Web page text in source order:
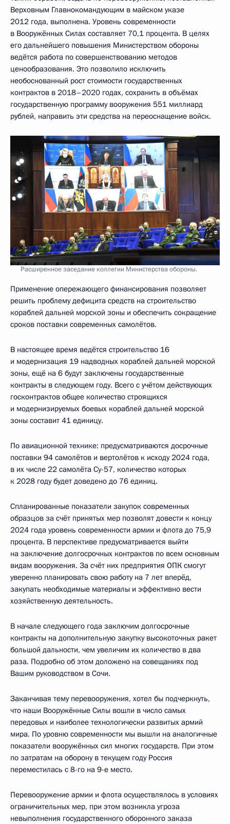
Верховным Главнокомандующим в майском указе
2012 года, выполнена. Уровень современности
в Вооружённых Силах составляет 70,1 процента. В целях
его дальнейшего повышения Министерством обороны
ведётся работа по совершенствованию методов
ценообразования. Это позволило исключить
необоснованный рост стоимости государственных
контрактов в 2018–2020 годах, сохранить в объёмах
государственную программу вооружения 551 миллиард
рублей, направить эти средства на переоснащение войск.
Расширенное заседание коллегии Министерства обороны.
Применение опережающего финансирования позволяет
решить проблему дефицита средств на строительство
кораблей дальней морской зоны и обеспечить сокращение
сроков поставки современных самолётов.
В настоящее время ведётся строительство 16
и модернизация 19 надводных кораблей дальней морской
зоны, ещё на 6 будут заключены государственные
контракты в следующем году. Всего с учётом действующих
госконтрактов общее количество строящихся
и модернизируемых боевых кораблей дальней морской
зоны составит 41 единицу.
По авиационной технике: предусматриваются досрочные
поставки 94 самолётов и вертолётов к исходу 2024 года,
в их числе 22 самолёта Су-57, количество которых
к 2028 году будет доведено до 76 единиц.
Спланированные показатели закупок современных
образцов за счёт принятых мер позволят довести к концу
2024 года уровень современности армии и флота до 75,9
процента. В перспективе предусматривается выйти
на заключение долгосрочных контрактов по всем основным
видам вооружения. За счёт них предприятия ОПК смогут
уверенно планировать свою работу на 7 лет вперёд,
закупать необходимые материалы и эффективно вести
хозяйственную деятельность.
В начале следующего года заключим долгосрочные
контракты на дополнительную закупку высокоточных ракет
большой дальности, чем увеличим их количество в два
раза. Подробно об этом доложено на совещаниях под
Вашим руководством в Сочи.
Заканчивая тему перевооружения, хотел бы подчеркнуть,
что наши Вооружённые Силы вошли в число самых
передовых и наиболее технологически развитых армий
мира. По уровню современности мы вышли на аналогичные
показатели вооружённых сил многих государств. При этом
по затратам на оборону в текущем году Россия
переместилась с 8-го на 9-е место.
Перевооружение армии и флота осуществлялось в условиях
ограничительных мер, при этом возникла угроза
невыполнения государственного оборонного заказа